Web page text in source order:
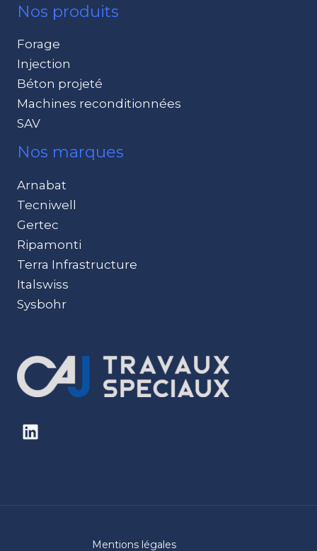
Nos produits
Forage
Injection
Béton projeté
Machines reconditionnées
SAV
Nos marques
Arnabat
Tecniwell
Gertec
Ripamonti
Terra Infrastructure
Italswiss
Sysbohr
Mentions légales